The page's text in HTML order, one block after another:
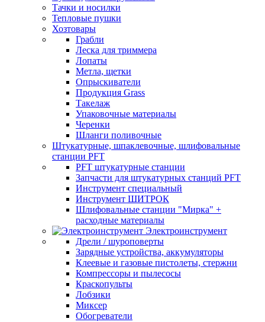
Тачки и носилки
Тепловые пушки
Хозтовары
Грабли
Леска для триммера
Лопаты
Метла, щетки
Опрыскиватели
Продукция Grass
Такелаж
Упаковочные материалы
Черенки
Шланги поливочные
Штукатурные, шпаклевочные, шлифовальные
станции PFT
PFT штукатурные станции
Запчасти для штукатурных станций PFT
Инструмент специальный
Инструмент ШИТРОК
Шлифовальные станции "Мирка" +
расходные материалы
Электроинструмент
Дрели / шуроповерты
Зарядные устройства, аккумуляторы
Клеевые и газовые пистолеты, стержни
Компрессоры и пылесосы
Краскопульты
Лобзики
Миксер
Обогреватели